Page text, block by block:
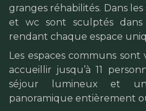
granges réhabilités. Dans
et wc sont sculptés
rendant chaque espace
Les espaces communs
accueillir jusqu’à 11
séjour lumineux et
panoramique entièrement